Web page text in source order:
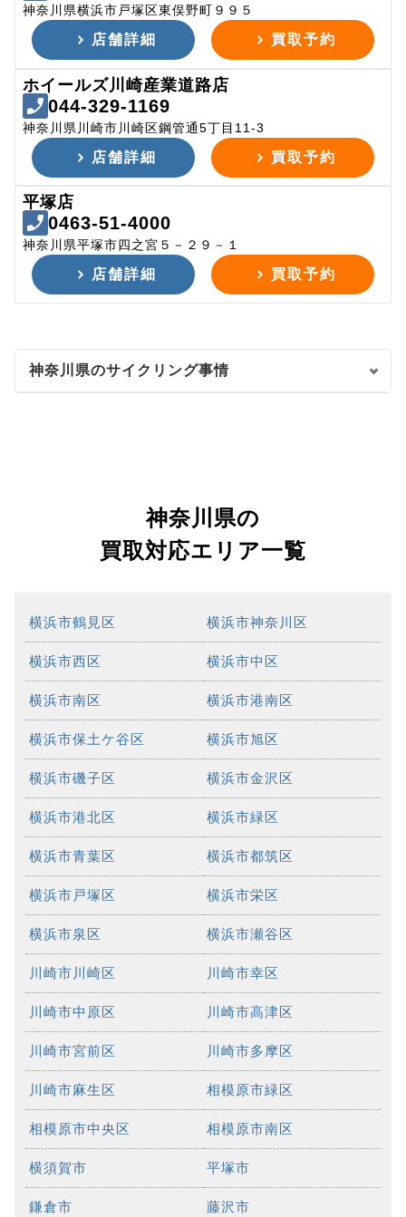
神奈川県横浜市戸塚区東俣野町９９５
店舗詳細 買取予約
ホイールズ川崎産業道路店
044-329-1169
神奈川県川崎市川崎区鋼管通5丁目11-3
店舗詳細 買取予約
平塚店
0463-51-4000
神奈川県平塚市四之宮５－２９－１
店舗詳細 買取予約
神奈川県のサイクリング事情
神奈川県の
買取対応エリア一覧
横浜市鶴見区 横浜市神奈川区
横浜市西区 横浜市中区
横浜市南区 横浜市港南区
横浜市保土ケ谷区 横浜市旭区
横浜市磯子区 横浜市金沢区
横浜市港北区 横浜市緑区
横浜市青葉区 横浜市都筑区
横浜市戸塚区 横浜市栄区
横浜市泉区 横浜市瀬谷区
川崎市川崎区 川崎市幸区
川崎市中原区 川崎市高津区
川崎市宮前区 川崎市多摩区
川崎市麻生区 相模原市緑区
相模原市中央区 相模原市南区
横須賀市 平塚市
鎌倉市 藤沢市